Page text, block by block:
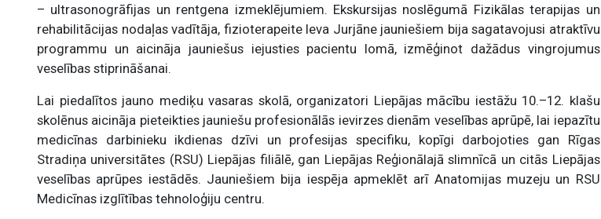
– ultrasonogrāfijas un rentgena izmeklējumiem. Ekskursijas noslēgumā Fizikālas terapijas un
rehabilitācijas nodaļas vadītāja, fizioterapeite Ieva Jurjāne jauniešiem bija sagatavojusi atraktīvu
programmu un aicināja jauniešus iejusties pacientu lomā, izmēģinot dažādus vingrojumus
veselības stiprināšanai.
Lai piedalītos jauno mediķu vasaras skolā, organizatori Liepājas mācību iestāžu 10.–12. klašu
skolēnus aicināja pieteikties jauniešu profesionālās ievirzes dienām veselības aprūpē, lai iepazītu
medicīnas darbinieku ikdienas dzīvi un profesijas specifiku, kopīgi darbojoties gan Rīgas
Stradiņa universitātes (RSU) Liepājas filiālē, gan Liepājas Reģionālajā slimnīcā un citās Liepājas
veselības aprūpes iestādēs. Jauniešiem bija iespēja apmeklēt arī Anatomijas muzeju un RSU
Medicīnas izglītības tehnoloģiju centru.